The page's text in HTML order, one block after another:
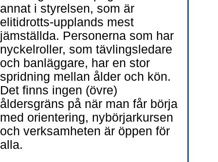
annat i styrelsen, som är
elitidrotts-upplands mest
jämställda. Personerna som har
nyckelroller, som tävlingsledare
och banläggare, har en stor
spridning mellan ålder och kön.
Det finns ingen (övre)
åldersgräns på när man får börja
med orientering, nybörjarkursen
och verksamheten är öppen för
alla.